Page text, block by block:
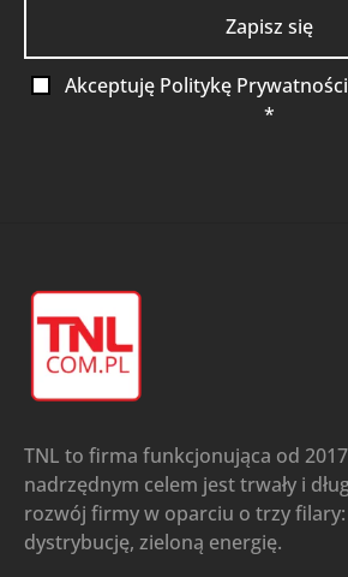
Akceptuję Politykę
*
TNL to firma funkcjonująca od
nadrzędnym celem jest trwały i
rozwój firmy w oparciu o trzy filary:
dystrybucję, zieloną energię.